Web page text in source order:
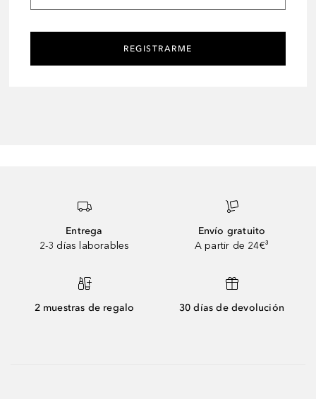
REGISTRARME
Entrega
2-3 días laborables
Envío gratuito
A partir de 24€³
2 muestras de regalo 30 días de devolución